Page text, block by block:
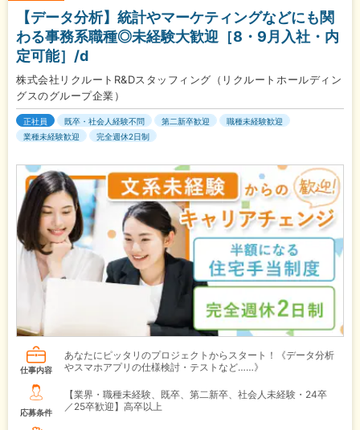
【データ分析】統計やマーケティングなどにも関
わる事務系職種◎未経験大歓迎［8・9月入社・内
定可能］/d
株式会社リクルートR&Dスタッフィング（リクルートホールディン
グスのグループ企業）
正社員 既卒・社会人経験不問 第二新卒歓迎
職種未経験歓迎
業種未経験歓迎
完全週休2日制
仕事内容
あなたにピッタリのプロジェクトからスタート！《データ分析
やスマホアプリの仕様検討・テストなど……》
応募条件
【業界・職種未経験、既卒、第二新卒、社会人未経験・24卒
／25卒歓迎】高卒以上